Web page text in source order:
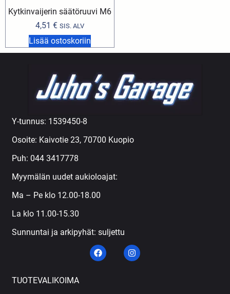
Kytkinvaijerin säätöruuvi M6
4,51 € SIS. ALV
Lisää ostoskoriin
Y-tunnus: 1539450-8
Osoite: Kaivotie 23, 70700 Kuopio
Puh: 044 3417778
Myymälän uudet aukioloajat:
Ma – Pe klo 12.00-18.00
La klo 11.00-15.30
Sunnuntai ja arkipyhät: suljettu
TUOTEVALIKOIMA